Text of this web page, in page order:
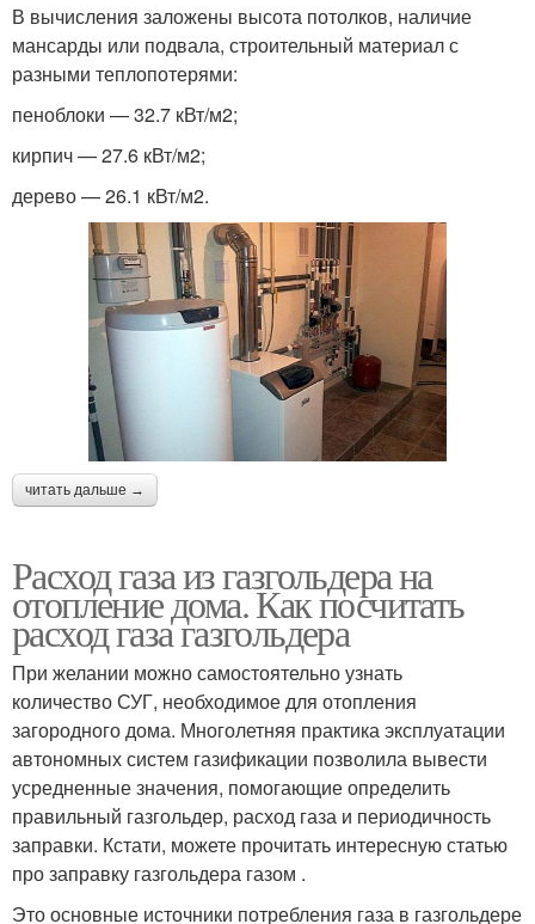
В вычисления заложены высота потолков, наличие
мансарды или подвала, строительный материал с
разными теплопотерями:
пеноблоки — 32.7 кВт/м2;
кирпич — 27.6 кВт/м2;
дерево — 26.1 кВт/м2.
читать дальше →
Расход газа из газгольдера на
отопление дома. Как посчитать
расход газа газгольдера
При желании можно самостоятельно узнать
количество СУГ, необходимое для отопления
загородного дома. Многолетняя практика эксплуатации
автономных систем газификации позволила вывести
усредненные значения, помогающие определить
правильный газгольдер, расход газа и периодичность
заправки. Кстати, можете прочитать интересную статью
про заправку газгольдера газом .
Это основные источники потребления газа в газгольдере